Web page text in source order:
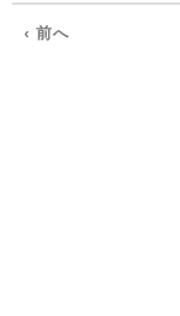
‹ 前へ